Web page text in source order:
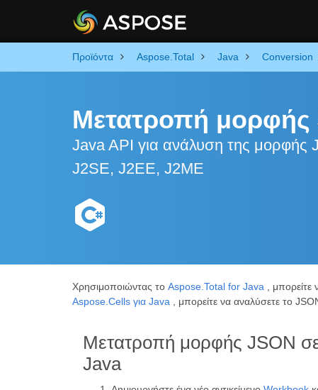
Προϊόντα Aspose.Total Java Conversion
Μετατροπή μορφής
Java API για ανάλυση της
J2SE, J2EE, J2ME
Χρησιμοποιώντας το Aspose.Total for Java ,
Aspose.Cells για Java , μπορείτε να αναλύσετε το
Μετατροπή μορφής JSON
Java